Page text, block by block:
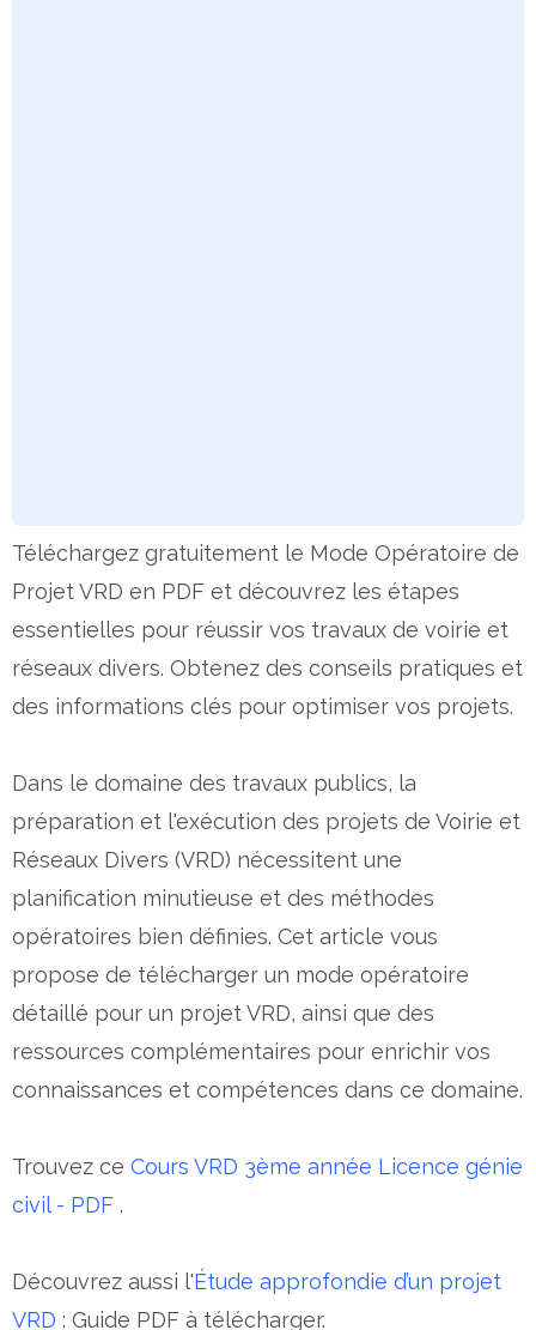
Téléchargez gratuitement le Mode Opératoire de
Projet VRD en PDF et découvrez les étapes
essentielles pour réussir vos travaux de voirie et
réseaux divers. Obtenez des conseils pratiques et
des informations clés pour optimiser vos projets.
Dans le domaine des travaux publics, la
préparation et l'exécution des projets de Voirie et
Réseaux Divers (VRD) nécessitent une
planification minutieuse et des méthodes
opératoires bien définies. Cet article vous
propose de télécharger un mode opératoire
détaillé pour un projet VRD, ainsi que des
ressources complémentaires pour enrichir vos
connaissances et compétences dans ce domaine.
Trouvez ce Cours VRD 3ème année Licence génie
civil - PDF .
Découvrez aussi l'Étude approfondie d’un projet
VRD : Guide PDF à télécharger.